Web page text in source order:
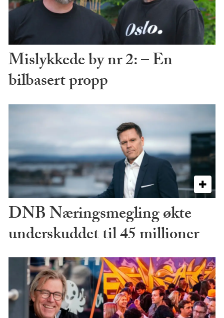
Mislykkede by nr 2: – En
bilbasert propp
DNB Næringsmegling økte
underskuddet til 45 millioner